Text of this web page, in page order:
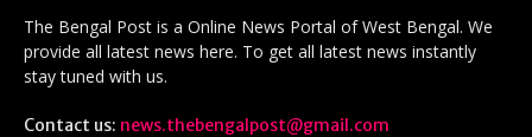
The Bengal Post is a Online News Portal of West Bengal. We
provide all latest news here. To get all latest news instantly
stay tuned with us.
Contact us: news.thebengalpost@gmail.com